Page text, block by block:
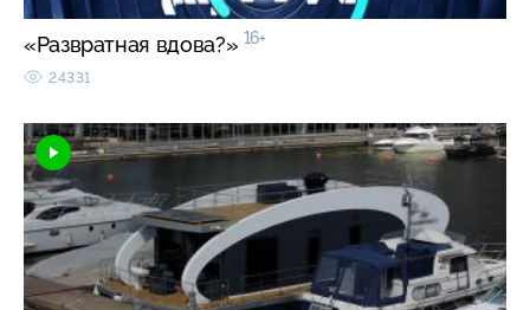
«Развратная вдова?» 16+
24331